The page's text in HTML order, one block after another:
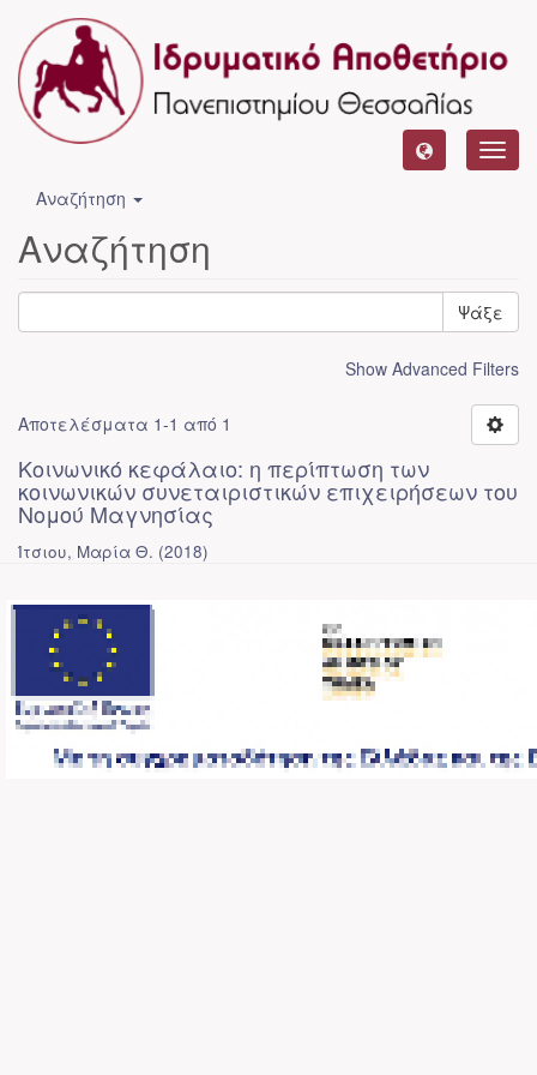
Αναζήτηση
Αναζήτηση
Ψάξε
Show Advanced Filters
Αποτελέσματα 1-1 από 1
Κοινωνικό κεφάλαιο: η περίπτωση των
κοινωνικών συνεταιριστικών επιχειρήσεων του
Νομού Μαγνησίας
Ίτσιου, Μαρία Θ. (2018)